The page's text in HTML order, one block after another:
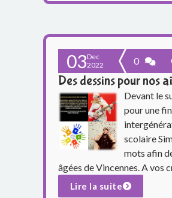
e
03Dec
2022
0
Des dessins pour nos
Devant le
pour une
scolaire
mots afin
âgées de Vincennes. A vos
Lire la suite